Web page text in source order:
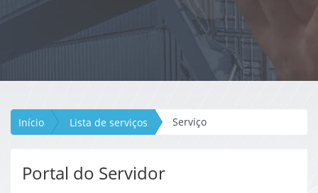
Início Lista de serviços Serviço
Portal do Servidor